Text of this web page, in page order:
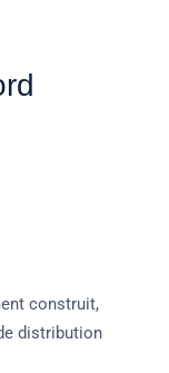
construit,
distribution